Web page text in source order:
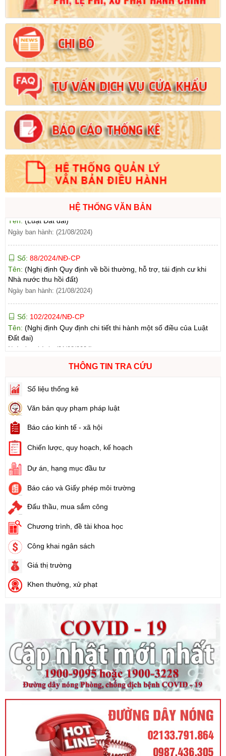
HỆ THỐNG VĂN BẢN
Đất đai)
Ngày ban hành: (21/08/2024)
Số:103/2024/NĐ-CP
Tên:(Nghị định Quy định về tiền sử dụng đất, tiền thuê đất)
Ngày ban hành: (21/08/2024)
Số:1731/KH-UBND
(Kế hoạch triển khai thi hành Luật Đất đai năm 2024)
Ngày ban hành: (21/08/2024)
Số:71/2024/NĐ-CP
Tên:(Nghị định Quy định về giá đất)
Ngày ban hành: (21/08/2024)
Số:31/2024/QH15
Ngày ban hành: (21/08/2024)
Số:88/2024/NĐ-CP
Tên:(Nghị định Quy định về bồi thường, hỗ trợ, tái định cư khi
Nhà nước thu hồi đất)
Ngày ban hành: (21/08/2024)
Số:102/2024/NĐ-CP
Tên:(Nghị định Quy định chi tiết thi hành một số điều của Luật
Đất đai)
Ngày ban hành: (21/08/2024)
(Nghị định Quy định về tiền sử dụng đất, tiền thuê đất)
Số:
Tên:
(Kế hoạch triển khai thi hành Luật Đất đai năm 2024)
Ngày ban hành: (21/08/2024)
Số:71/2024/NĐ-CP
Tên:
Ngày ban hành: (21/08/2024)
Số:
Tên:
(Luật Đất đai)
Ngày ban hành: (21/08/2024)
Số:88/2024/NĐ-CP
Nhà nước thu hồi đất)
Ngày ban hành: (21/08/2024)
THÔNG TIN TRA CỨU
Số liệu thống kê
Văn bản quy phạm pháp luật
Báo cáo kinh tế - xã hội
Chiến lược, quy hoạch, kế hoạch
Dự án, hạng mục đầu tư
Báo cáo và Giấy phép môi trường
Đấu thầu, mua sắm công
Chương trình, đề tài khoa học
Công khai ngân sách
Giá thị trường
Khen thưởng, xử phạt